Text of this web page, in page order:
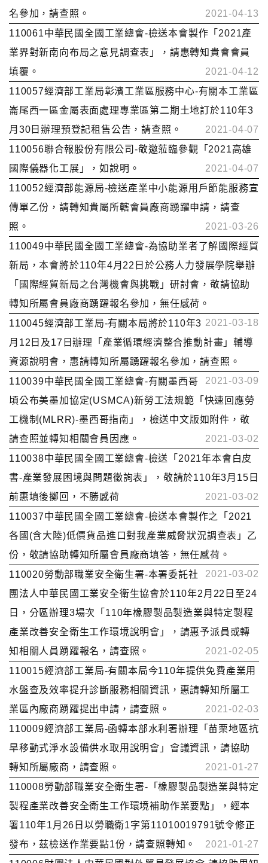
名參加，請查照。
2021-04-13
110061中華民國全國工業總會-檢送本會製作「2021產
業界對新南向布局之意見調查表」，請惠轉知貴會會員
填覆。
2021-04-12
110057經濟部工業局彰濱工業區服務中心-有關本工業區
崙尾西一區金屬表面處理專業區第二期土地訂於110年3
月30日辦理預登記租售公告，請查照。
2021-04-07
110056聯合報股份有限公司-敬邀蒞臨參觀「2021高雄
國際儀器化工展」，如說明。
2021-04-07
110052經濟部能源局-檢送產業中小能源用戶節能服務宣
傳單乙份，請轉知貴屬所轄會員廠商踴躍申請，請查
照。
2021-03-26
110049中華民國全國工業總會-為協助業者了解國際經貿
新局，本會將於110年4月22日於公務人力發展學院舉辦
「國際經貿新局之台灣機會與挑戰」研討會，敬請協助
轉知所屬會員廠商踴躍報名參加，無任感荷。
2021-03-18
110045經濟部工業局-有關本局將於110年3
月12日及17日辦理「產業循環經濟整合推動計畫」輔導
資源說明會，惠請轉知所屬踴躍報名參加，請查照。
2021-03-09
110039中華民國全國工業總會-有關墨西哥
頃公布美墨加協定(USMCA)新勞工法規範「快速回應勞
工機制(MLRR)-墨西哥指南」，檢送中文版如附件，敬
請查照並轉知相關會員因應。
2021-03-02
110038中華民國全國工業總會-檢送「2021年本會白皮
書-產業發展困境與問題徵詢表」，敬請於110年3月15日
前惠填後擲回，不勝感荷
2021-03-02
110037中華民國全國工業總會-檢送本會製作之「2021
各國(含大陸)低價貨品進口對我產業威脅狀況調查表」乙
份，敬請協助轉知所屬會員廠商填答，無任感荷。
2021-03-02
110020勞動部職業安全衛生署-本署委託社
團法人中華民國工業安全衛生協會於110年2月22日至24
日，分區辦理3場次「110年橡膠製品製造業與特定製程
產業改善安全衛生工作環境說明會」，請惠予派員或轉
知相關人員踴躍報名，請查照。
2021-02-05
110015經濟部工業局-有關本局今110年提供免費產業用
水盤查及效率提升診斷服務相關資訊，惠請轉知所屬工
業區內廠商踴躍提出申請，請查照。
2021-02-03
110009經濟部工業局-函轉本部水利署辦理「苗栗地區抗
旱移動式淨水設備供水取用說明會」會議資訊，請協助
轉知所屬廠商，請查照。
2021-01-27
110008勞動部職業安全衛生署-「橡膠製品製造業與特定
製程產業改善安全衛生工作環境補助作業要點」，經本
署110年1月26日以勞職衛1字第11010019791號令修正
發布，茲檢送作業要點1份，請查照轉知。
2021-01-27